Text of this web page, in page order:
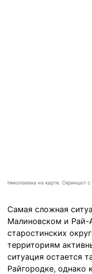
Николаевка на карте. Скриншот
Самая сложная
Малиновском и Рай-
старостинских
территориям
ситуация остается
Райгородке, однако